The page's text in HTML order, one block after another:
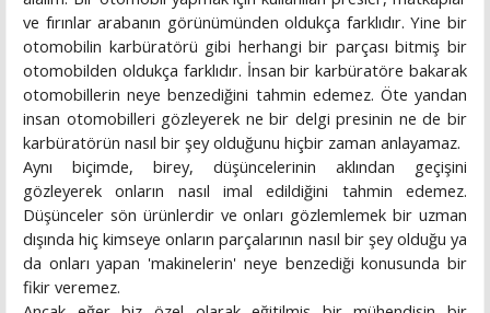
ve fırınlar arabanın görünümünden oldukça farklıdır. Yine bir
otomobilin karbüratörü gibi herhangi bir parçası bitmiş bir
otomobilden oldukça farklıdır. İnsan bir karbüratöre bakarak
otomobillerin neye benzediğini tahmin edemez. Öte yandan
insan otomobilleri gözleyerek ne bir delgi presinin ne de bir
karbüratörün nasıl bir şey olduğunu hiçbir zaman anlayamaz.
Aynı biçimde, birey, düşüncelerinin aklından geçişini
gözleyerek onların nasıl imal edildiğini tahmin edemez.
Düşünceler sön ürünlerdir ve onları gözlemlemek bir uzman
dışında hiç kimseye onların parçalarının nasıl bir şey olduğu ya
da onları yapan 'makinelerin' neye benzediği konusunda bir
fikir veremez.